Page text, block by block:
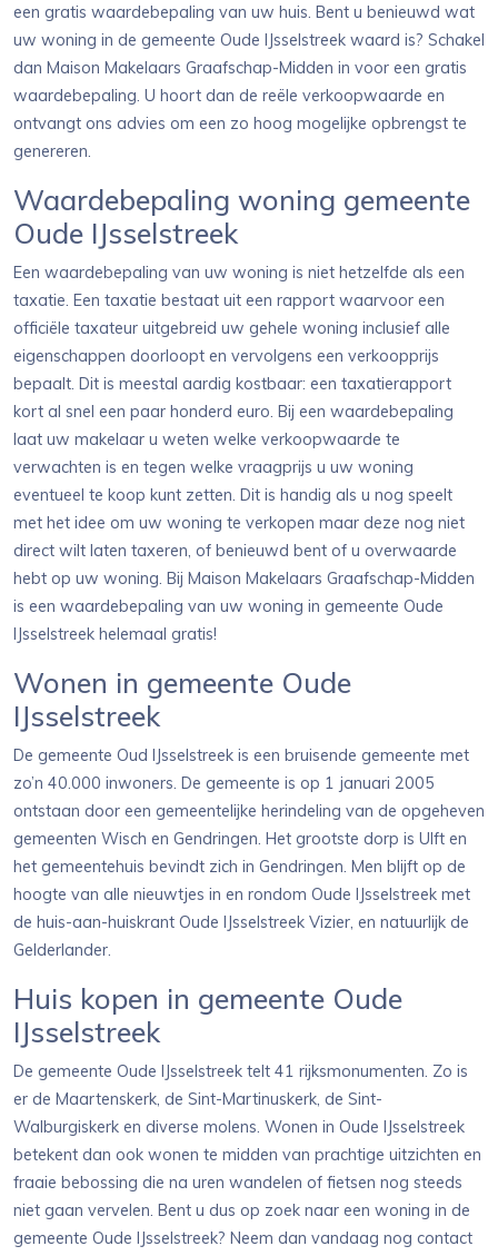
een gratis waardebepaling van uw huis. Bent u benieuwd wat
uw woning in de gemeente Oude IJsselstreek waard is? Schakel
dan Maison Makelaars Graafschap-Midden in voor een gratis
waardebepaling. U hoort dan de reële verkoopwaarde en
ontvangt ons advies om een zo hoog mogelijke opbrengst te
genereren.
Waardebepaling woning gemeente
Oude IJsselstreek
Een waardebepaling van uw woning is niet hetzelfde als een
taxatie. Een taxatie bestaat uit een rapport waarvoor een
officiële taxateur uitgebreid uw gehele woning inclusief alle
eigenschappen doorloopt en vervolgens een verkoopprijs
bepaalt. Dit is meestal aardig kostbaar: een taxatierapport
kort al snel een paar honderd euro. Bij een waardebepaling
laat uw makelaar u weten welke verkoopwaarde te
verwachten is en tegen welke vraagprijs u uw woning
eventueel te koop kunt zetten. Dit is handig als u nog speelt
met het idee om uw woning te verkopen maar deze nog niet
direct wilt laten taxeren, of benieuwd bent of u overwaarde
hebt op uw woning. Bij Maison Makelaars Graafschap-Midden
is een waardebepaling van uw woning in gemeente Oude
IJsselstreek helemaal gratis!
Wonen in gemeente Oude
IJsselstreek
De gemeente Oud IJsselstreek is een bruisende gemeente met
zo’n 40.000 inwoners. De gemeente is op 1 januari 2005
ontstaan door een gemeentelijke herindeling van de opgeheven
gemeenten Wisch en Gendringen. Het grootste dorp is Ulft en
het gemeentehuis bevindt zich in Gendringen. Men blijft op de
hoogte van alle nieuwtjes in en rondom Oude IJsselstreek met
de huis-aan-huiskrant Oude IJsselstreek Vizier, en natuurlijk de
Gelderlander.
Huis kopen in gemeente Oude
IJsselstreek
De gemeente Oude IJsselstreek telt 41 rijksmonumenten. Zo is
er de Maartenskerk, de Sint-Martinuskerk, de Sint-
Walburgiskerk en diverse molens. Wonen in Oude IJsselstreek
betekent dan ook wonen te midden van prachtige uitzichten en
fraaie bebossing die na uren wandelen of fietsen nog steeds
niet gaan vervelen. Bent u dus op zoek naar een woning in de
gemeente Oude IJsselstreek? Neem dan vandaag nog contact